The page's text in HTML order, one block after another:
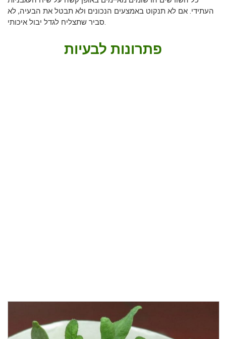
העתידי. אם לא תנקוט באמצעים הנכונים ולא תבטל את הבעיה, לא
סביר שתצליח לגדל יבול איכותי.
פתרונות לבעיות